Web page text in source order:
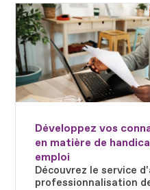
Développez vos
en matière de
emploi
Découvrez le service
professionnalisation
Fichier